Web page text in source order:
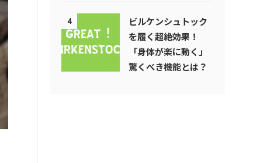
4
ビルケンシュトック
を履く超絶効果！
「身体が楽に動く」
驚くべき機能とは？